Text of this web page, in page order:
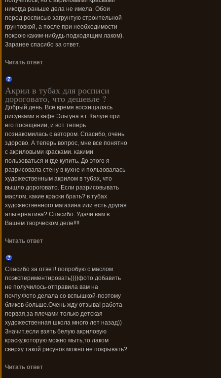
никогда раньше дела не имела. Обои
перед росписью загрунтую строительной
грунтовкой, а после при необходимости
покрою каким-нибудь подходящим лаком).
Заранее спасибо за ответ.
Читать ответ
Акрил в тубах для росписи
дороговато, что дешевле ?
Добрый день. Всё время восхищалась
рисунками в кафе Эльгуна в г. Калуге при
его посещении, и вот теперь
познакомилась с автором. Спасибо, очень
здорово. А теперь вопрос, мне все понятно
с акриловыми красками. какими
пользоваться и где купить. До этого я
разрисовала стену в кухне и пользовалась
художественным акрилом в тубах, что
вышло дороговато. Если разрисовывать
маслом, какие краски брать? в тубах
художественного магазина или есть другая
альтернатива? Спасибо. Удачи вам в
Вашем творческом деле!!!!
Читать ответ
Спасибо за ответ! попробую с маслом
поэкспериментировать))))фото добавить
не получилось-отправила вам на
почту.Фото делала со вспышкой-поэтому
бликов больше.Очень жду отзыва! работа
первая,за плечами только детская
художественная школа много лет назад))
Значит,если взять белую акриловую
краску,которую можно мыть,то лаком
сверху такой рисунок можно не покрывать?
Читать ответ